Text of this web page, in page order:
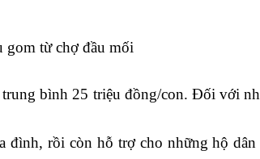
gom từ chợ đầu mối
bình 25 triệu đồng/con. Đối với
đình, rồi còn hỗ trợ cho những hộ dân